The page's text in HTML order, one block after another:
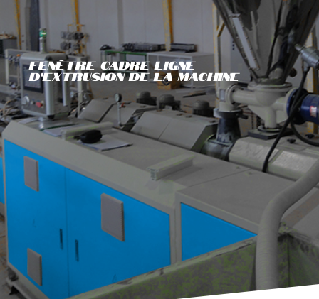
Fenêtre Cadre Ligne
D'extrusion De La Machine